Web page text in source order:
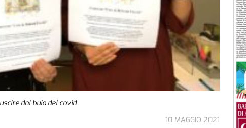
dal buio del covid
10 MAGGIO 2021